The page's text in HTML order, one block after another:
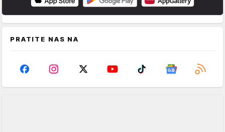
PRATITE NAS NA